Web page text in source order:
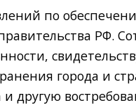
по
РФ.
города и
другую